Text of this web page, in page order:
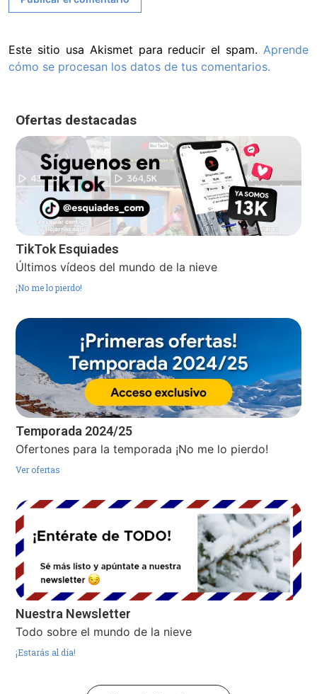
Este sitio usa Akismet para reducir el spam. Aprende
cómo se procesan los datos de tus comentarios.
Ofertas destacadas
TikTok Esquiades
Últimos vídeos del mundo de la nieve
¡No me lo pierdo!
Temporada 2024/25
Ofertones para la temporada ¡No me lo pierdo!
Ver ofertas
Nuestra Newsletter
Todo sobre el mundo de la nieve
¡Estarás al día!